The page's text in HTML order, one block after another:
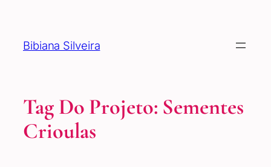
Bibiana Silveira
Tag Do Projeto: Sementes
Crioulas